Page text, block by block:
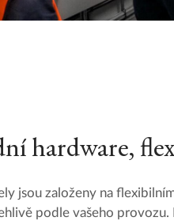
hardware,
jsou založeny na
podle vašeho